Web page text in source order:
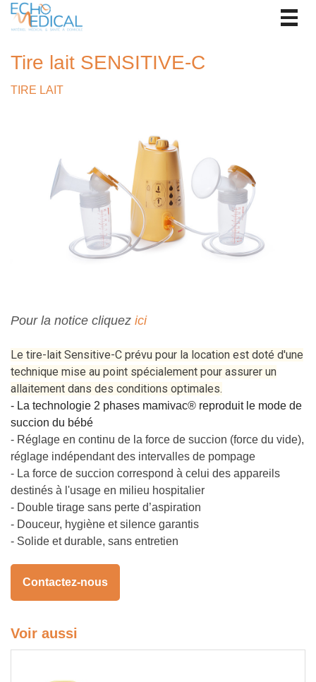
Tire lait SENSITIVE-C
TIRE LAIT
Pour la notice cliquez ici
Le tire-lait Sensitive-C prévu pour la location est doté d'une
technique mise au point spécialement pour assurer un
allaitement dans des conditions optimales.
- La technologie 2 phases mamivac® reproduit le mode de
succion du bébé
- Réglage en continu de la force de succion (force du vide),
réglage indépendant des intervalles de pompage
- La force de succion correspond à celui des appareils
destinés à l'usage en milieu hospitalier
- Double tirage sans perte d’aspiration
- Douceur, hygiène et silence garantis
- Solide et durable, sans entretien
Contactez-nous
Voir aussi